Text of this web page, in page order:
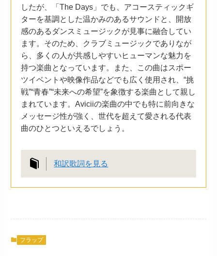
したが、「The Days」でも、アコースティックギ
ターを基調とした温かみのあるサウンドと、開放
感のあるダンスミュージックが見事に融合してい
ます。そのため、クラブミュージックでありなが
ら、多くの人が共感しやすいヒューマンな魅力を
持つ楽曲となっています。また、この曲はスポー
ツイベントや映像作品などでも広く使用され、“挑
戦”“青春”“未来への希望”を象徴する楽曲として親し
まれています。Aviciiの楽曲の中でも特に前向きな
メッセージ性が強く、世代を超えて愛される代表
曲のひとつといえるでしょう。
和訳歌詞を見る
フラップ